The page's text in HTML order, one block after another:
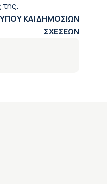
της.
ΚΑΙ ΔΗΜΟΣΙΩΝ
ΣΧΕΣΕΩΝ